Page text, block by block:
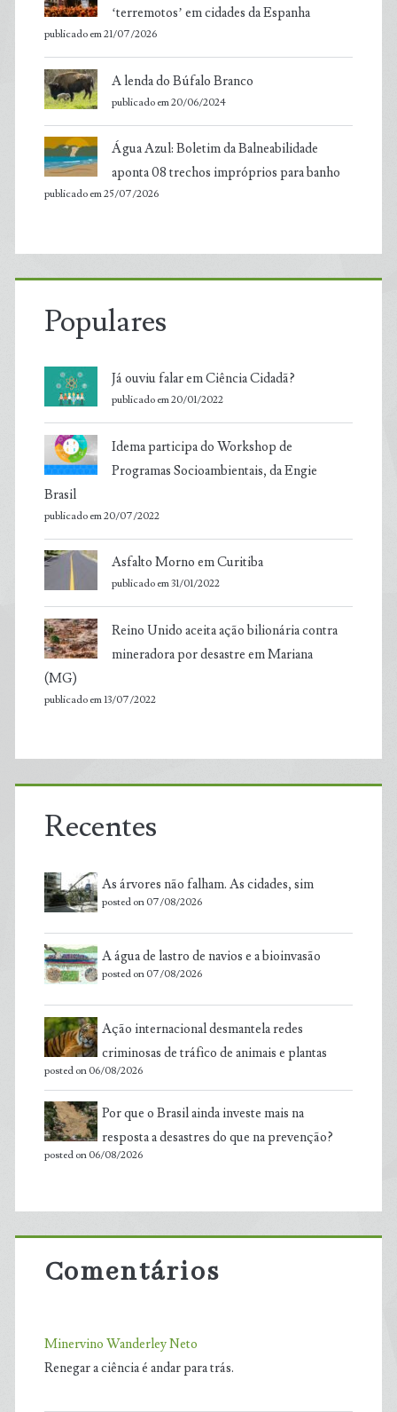
‘terremotos’ em cidades da Espanha
publicado em 21/07/2026
A lenda do Búfalo Branco
publicado em 20/06/2024
Água Azul: Boletim da Balneabilidade
aponta 08 trechos impróprios para banho
publicado em 25/07/2026
Populares
Já ouviu falar em Ciência Cidadã?
publicado em 20/01/2022
Idema participa do Workshop de
Programas Socioambientais, da Engie
Brasil
publicado em 20/07/2022
Asfalto Morno em Curitiba
publicado em 31/01/2022
Reino Unido aceita ação bilionária contra
mineradora por desastre em Mariana
(MG)
publicado em 13/07/2022
Recentes
As árvores não falham. As cidades, sim
posted on 07/08/2026
A água de lastro de navios e a bioinvasão
posted on 07/08/2026
Ação internacional desmantela redes
criminosas de tráfico de animais e plantas
posted on 06/08/2026
Por que o Brasil ainda investe mais na
resposta a desastres do que na prevenção?
posted on 06/08/2026
Comentários
Minervino Wanderley Neto
Renegar a ciência é andar para trás.